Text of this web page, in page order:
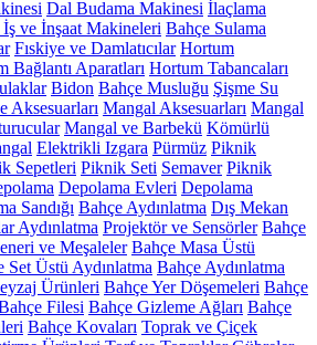
Dal Budama Makinesi İlaçlama
ve İnşaat Makineleri Bahçe Sulama
Fıskiye ve Damlatıcılar Hortum
Bağlantı Aparatları Hortum Tabancaları
Bidon Bahçe Musluğu Şişme Su
Aksesuarları Mangal Aksesuarları Mangal
Mangal ve Barbekü Kömürlü
Elektrikli Izgara Pürmüz Piknik
Sepetleri Piknik Seti Semaver Piknik
Depolama Evleri Depolama
Sandığı Bahçe Aydınlatma Dış Mekan
Aydınlatma Projektör ve Sensörler Bahçe
ve Meşaleler Bahçe Masa Üstü
Set Üstü Aydınlatma Bahçe Aydınlatma
Ürünleri Bahçe Yer Döşemeleri Bahçe
Filesi Bahçe Gizleme Ağları Bahçe
Bahçe Kovaları Toprak ve Çiçek